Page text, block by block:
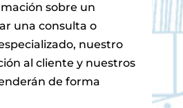
sobre un
una consulta o
nuestro
al cliente y nuestros
de forma